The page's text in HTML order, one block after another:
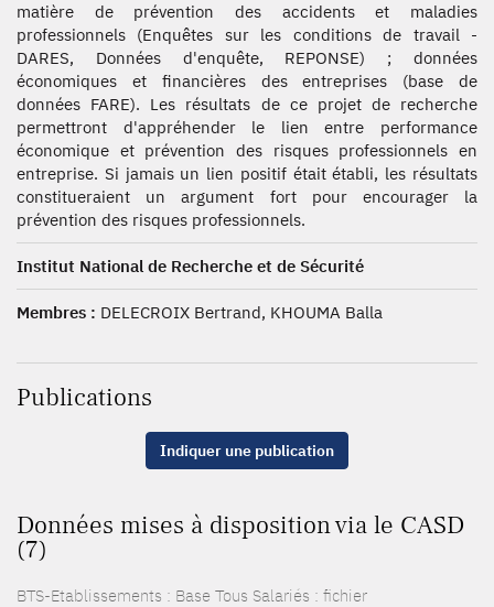
matière de prévention des accidents et maladies
professionnels (Enquêtes sur les conditions de travail -
DARES, Données d'enquête, REPONSE) ; données
économiques et financières des entreprises (base de
données FARE). Les résultats de ce projet de recherche
permettront d'appréhender le lien entre performance
économique et prévention des risques professionnels en
entreprise. Si jamais un lien positif était établi, les résultats
constitueraient un argument fort pour encourager la
prévention des risques professionnels.
Institut National de Recherche et de Sécurité
Membres : DELECROIX Bertrand, KHOUMA Balla
Publications
Indiquer une publication
Données mises à disposition via le CASD
(7)
BTS-Etablissements : Base Tous Salariés : fichier